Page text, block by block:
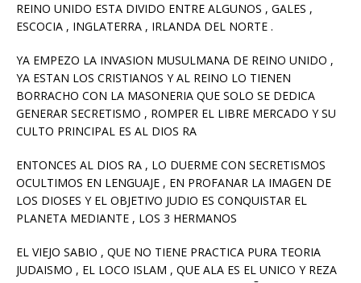
REINO UNIDO ESTA DIVIDO ENTRE ALGUNOS , GALES ,
ESCOCIA , INGLATERRA , IRLANDA DEL NORTE .
YA EMPEZO LA INVASION MUSULMANA DE REINO UNIDO ,
YA ESTAN LOS CRISTIANOS Y AL REINO LO TIENEN
BORRACHO CON LA MASONERIA QUE SOLO SE DEDICA
GENERAR SECRETISMO , ROMPER EL LIBRE MERCADO Y SU
CULTO PRINCIPAL ES AL DIOS RA
ENTONCES AL DIOS RA , LO DUERME CON SECRETISMOS
OCULTIMOS EN LENGUAJE , EN PROFANAR LA IMAGEN DE
LOS DIOSES Y EL OBJETIVO JUDIO ES CONQUISTAR EL
PLANETA MEDIANTE , LOS 3 HERMANOS
EL VIEJO SABIO , QUE NO TIENE PRACTICA PURA TEORIA
JUDAISMO , EL LOCO ISLAM , QUE ALA ES EL UNICO Y REZA